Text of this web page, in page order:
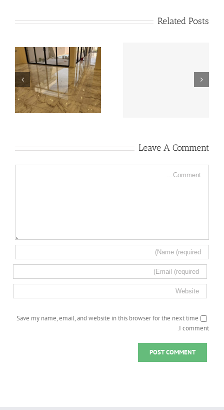
Related Posts
شركة تلميع رخام بالخبر
Leave A Comment
Save my name, email, and website in this browser for the next time
I comment.